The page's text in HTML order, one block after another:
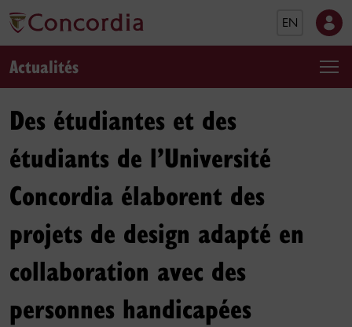
EN
Actualités
Des étudiantes et des
étudiants de l’Université
Concordia élaborent des
projets de design adapté en
collaboration avec des
personnes handicapées